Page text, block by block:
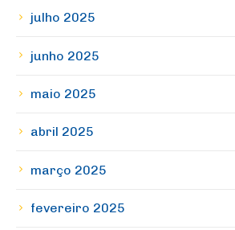
julho 2025
junho 2025
maio 2025
abril 2025
março 2025
fevereiro 2025